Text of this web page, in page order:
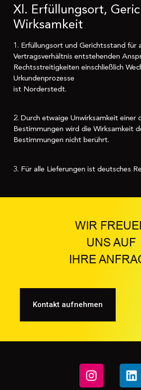
Xl. Erfüllungsort,
Wirksamkeit
1. Erfüllungsort und Gerichtsstand für
Vertragsverhältnis entstehenden
Rechtsstreitigkeiten einschließlich
Urkundenprozesse
ist Norderstedt.
2. Durch etwaige Unwirksamkeit einer
Bestimmungen wird die Wirksamkeit
Bestimmungen nicht berührt.
3. Für alle Lieferungen ist deutsches
WIR
UNS AUF
IHRE
Kontakt aufnehmen